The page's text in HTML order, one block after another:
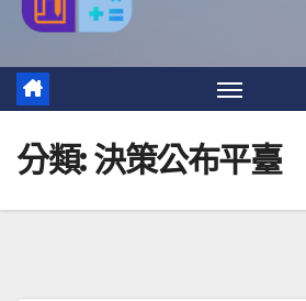
分類:決策公布平臺